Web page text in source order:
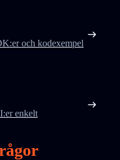
och kodexempel
enkelt